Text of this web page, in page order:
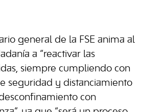
general de la FSE anima al
a “reactivar las
siempre cumpliendo con
seguridad y distanciamiento
con